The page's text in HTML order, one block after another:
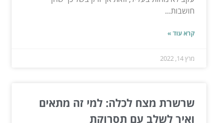
חושבות...
קרא עוד »
מרץ 14, 2022
שרשרת מצח לכלה: למי זה מתאים
ואיך לשלב עם תסרוקת